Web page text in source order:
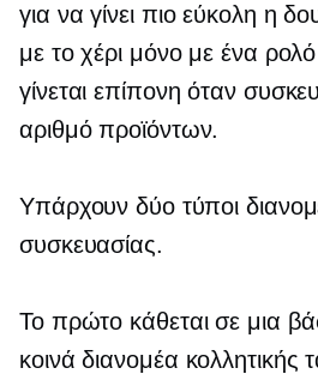
για να γίνει πιο εύκολη η
με το χέρι μόνο με ένα ρολό
γίνεται επίπονη όταν
αριθμό προϊόντων.
Υπάρχουν δύο τύποι
συσκευασίας.
Το πρώτο κάθεται σε μια
κοινά διανομέα κολλητικής